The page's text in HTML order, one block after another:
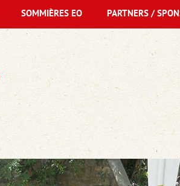
SOMMIÈRES EO PARTNERS /